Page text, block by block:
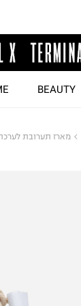
BEAUTY
מארז תערובת